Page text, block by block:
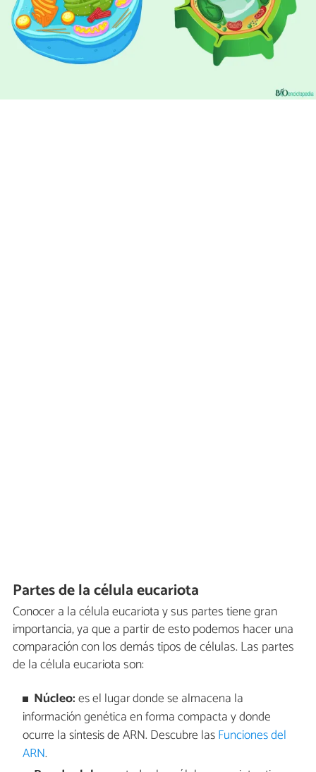
Partes de la célula eucariota
Conocer a la célula eucariota y sus partes tiene gran
importancia, ya que a partir de esto podemos hacer una
comparación con los demás tipos de células. Las partes
de la célula eucariota son:
Núcleo:es el lugar donde se almacena la
información genética en forma compacta y donde
ocurre la síntesis de ARN. Descubre lasFunciones del
ARN.